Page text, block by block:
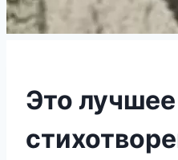
Это лучшее